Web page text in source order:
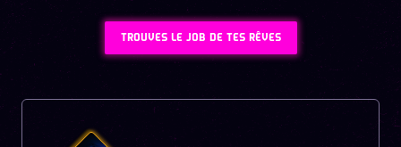
TROUVES LE JOB DE TES RÊVES